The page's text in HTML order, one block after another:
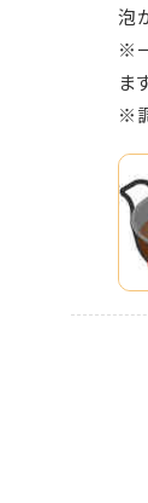
泡
※
ま
※